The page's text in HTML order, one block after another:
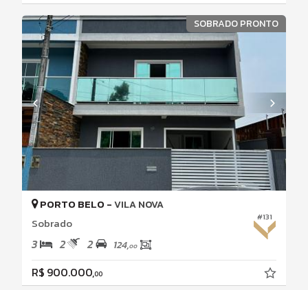
SOBRADO PRONTO
#131
PORTO BELO -VILA NOVA
Sobrado
3 2 2 124,00
R$ 900.000,00